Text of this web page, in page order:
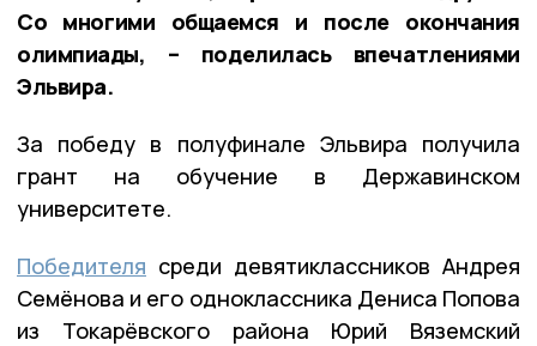
Со многими общаемся и после окончания
олимпиады, – поделилась впечатлениями
Эльвира.
За победу в полуфинале Эльвира получила
грант на обучение в Державинском
университете.
Победителя среди девятиклассников Андрея
Семёнова и его одноклассника Дениса Попова
из Токарёвского района Юрий Вяземский